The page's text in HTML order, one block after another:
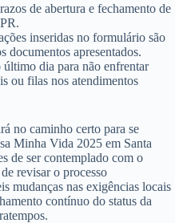
de abertura e fechamento de
inseridas no formulário são
documentos apresentados.
dia para não enfrentar
ou filas nos atendimentos
no caminho certo para se
Minha Vida 2025 em Santa
de ser contemplado com o
revisar o processo
mudanças nas exigências locais
contínuo do status da